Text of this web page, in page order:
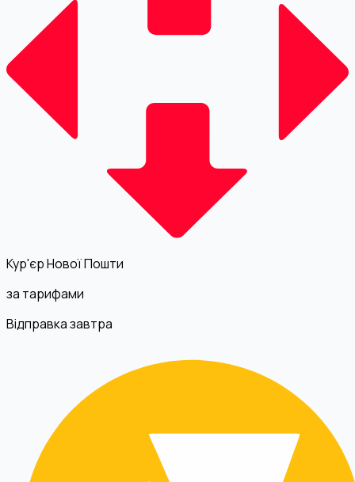
Кур'єр Нової Пошти
за тарифами
Відправка завтра